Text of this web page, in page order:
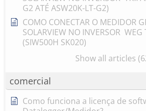
G2 ATÉ ASW20K-LT-G2)
COMO CONECTAR O MEDIDOR
SOLARVIEW NO INVERSOR WEG
(SIW500H SK020)
Show all articles
comercial
Como funciona a licença de